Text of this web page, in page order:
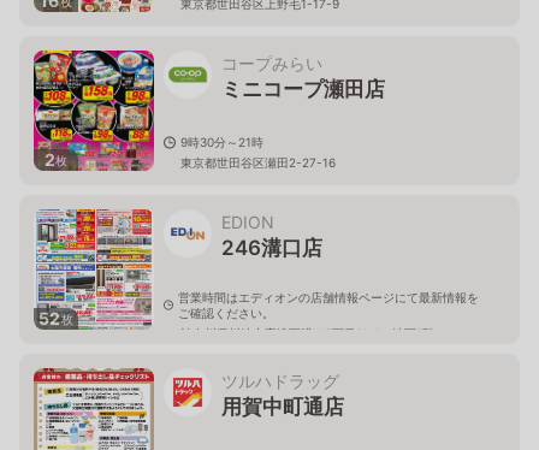
東京都世田谷区上野毛1-17-9
2枚
コープみらい
ミニコープ瀬田店
9時30分～21時
東京都世田谷区瀬田2-27-16
52枚
EDION
246溝口店
営業時間はエディオンの店舗情報ページにて最新情報を
ご確認ください。
神奈川県川崎市高津区溝口6丁目11-1 地下1階
ツルハドラッグ
用賀中町通店